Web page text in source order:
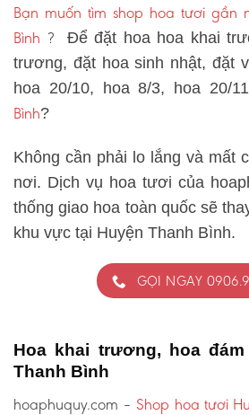
Bạn muốn tìm shop hoa tươi gần
Bình ?Để đặt hoa hoa khai
trương, đặt hoa sinh nhật, đặt
hoa 20/10, hoa 8/3, hoa 20/
Bình?
Không cần phải lo lắng và mất
nơi. Dịch vụ hoa tươi của
thống giao hoa toàn quốc sẽ
khu vực tại Huyện Thanh Bình.
GỌI NGAY
Hoa khai trương, hoa
Thanh Bình
hoaphuquy.com – Shop hoa tươi